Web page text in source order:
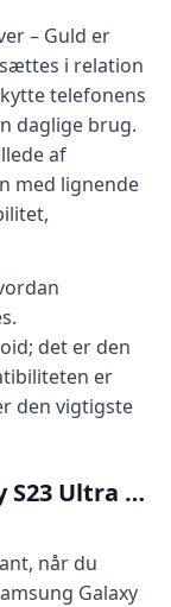
– Guld er
i relation
telefonens
daglige brug.
af
med lignende
det er den
er
den vigtigste
S23 Ultra …
når du
Galaxy